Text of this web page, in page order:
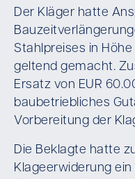
Der Kläger hatte
Stahlpreises in
geltend gemacht.
Ersatz von EUR
baubetriebliches
Vorbereitung der
Die Beklagte hatte
Klageerwiderung